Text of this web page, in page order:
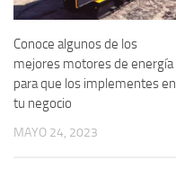
Conoce algunos de los
mejores motores de energía
para que los implementes en
tu negocio
MAYO 24, 2023